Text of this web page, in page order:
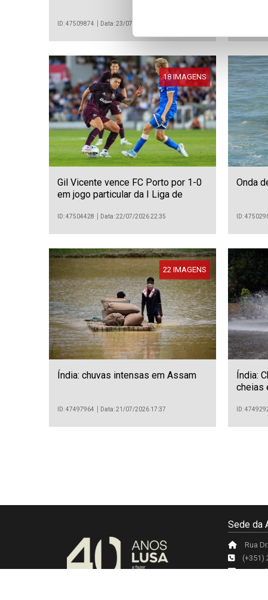
ID: 47509874 Data: 23/07/2026 21:24
18 IMAGENS
Gil Vicente vence FC Porto por 1-0
em jogo particular da I Liga de
ID: 47504428 Data: 22/07/2026 22:35
Onda
ID:
22 IMAGENS
Índia: chuvas intensas em Assam
ID: 47497964 Data: 21/07/2026 17:37
Índia:
cheias
ID:
Sede da
Rua
(+351)